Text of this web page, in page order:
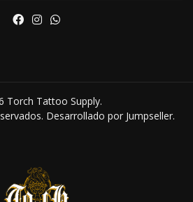
Torch Tattoo Supply.
Desarrollado por Jumpseller.